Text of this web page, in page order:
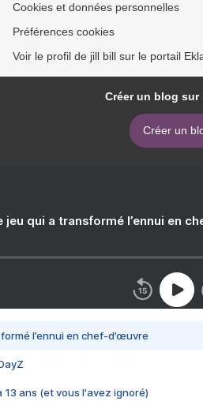
Cookies et données personnelles
Préférences cookies
Voir le profil de jill bill sur le portail
Créer un blog sur
Créer un
jeu qui a transformé l’ennui en
l’ennui en chef-d’œuvre
13 ans (et vous l'avez ignoré)